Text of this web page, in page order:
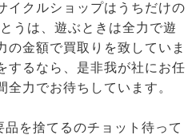
イクルショップはうちだけの
うは、遊ぶときは全力で遊
の金額で買取りを致していま
するなら、是非我が社にお任
力でお待ちしています。
を捨てるのチョット待って